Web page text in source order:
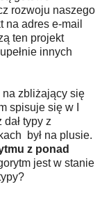
rozwoju naszego
na adres e-mail
ten projekt
innych
na zbliżający się
spisuje się w I
typy z
był na plusie.
z ponad
jest w stanie